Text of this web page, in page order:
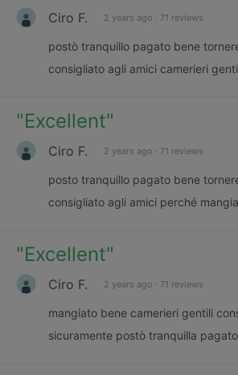
Ciro F. 2 years ago · 71 reviews
postò tranquillo pagato bene
consigliato agli amici camerieri
"Excellent"
Ciro F. 2 years ago · 71 reviews
posto tranquillo pagato bene
consigliato agli amici perché
"Excellent"
Ciro F. 2 years ago · 71 reviews
mangiato bene camerieri gentili
sicuramente postò tranquilla